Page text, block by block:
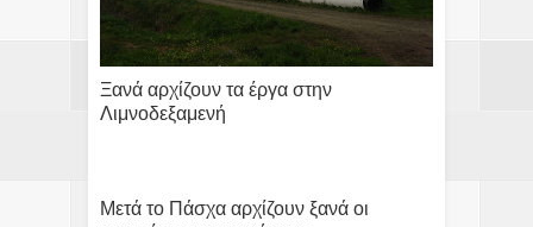
Ξανά αρχίζουν τα έργα στην
Λιμνοδεξαμενή
Μετά το Πάσχα αρχίζουν ξανά οι